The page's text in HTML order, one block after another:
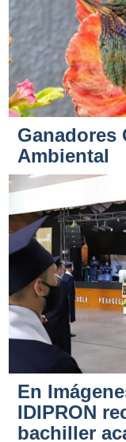
Ganadores
Ambiental
En
IDIPRON
bachiller